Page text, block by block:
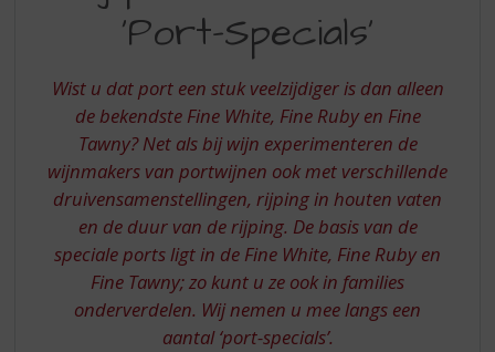
PORT-
SPECIALS
‘Port-Specials’
Wist u dat port een stuk veelzijdiger is dan alleen
de bekendste Fine White, Fine Ruby en Fine
Tawny? Net als bij wijn experimenteren de
wijnmakers van portwijnen ook met verschillende
druivensamenstellingen, rijping in houten vaten
en de duur van de rijping. De basis van de
speciale ports ligt in de Fine White, Fine Ruby en
Fine Tawny; zo kunt u ze ook in families
onderverdelen. Wij nemen u mee langs een
aantal ‘port-specials’.